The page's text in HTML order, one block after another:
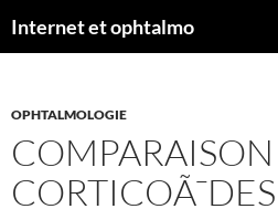
auInternet et ophtalmo
OPHTALMOLOGIE